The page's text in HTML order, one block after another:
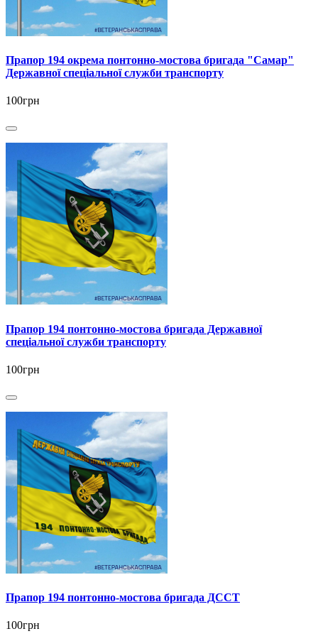
Прапор 194 окрема понтонно-мостова бригада "Самар"
Державної спеціальної служби транспорту
100грн
Прапор 194 понтонно-мостова бригада Державної
спеціальної служби транспорту
100грн
Прапор 194 понтонно-мостова бригада ДССТ
100грн